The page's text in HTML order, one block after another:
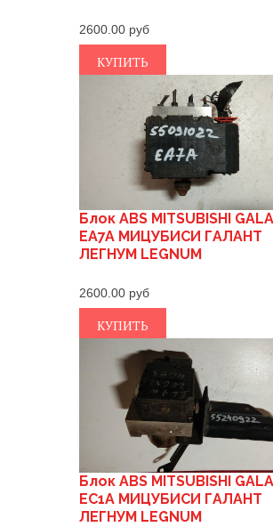
2600.00
КУПИТЬ
Блок ABS MITSUBISHI
EA7A МИЦУБИСИ ГАЛАНТ
ЛЕГНУМ LEGNUM
2600.00
КУПИТЬ
Блок ABS MITSUBISHI
EC1A МИЦУБИСИ ГАЛАНТ
ЛЕГНУМ LEGNUM